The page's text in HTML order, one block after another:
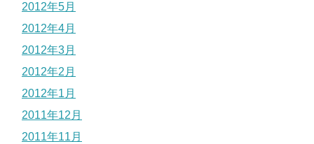
2012年5月
2012年4月
2012年3月
2012年2月
2012年1月
2011年12月
2011年11月